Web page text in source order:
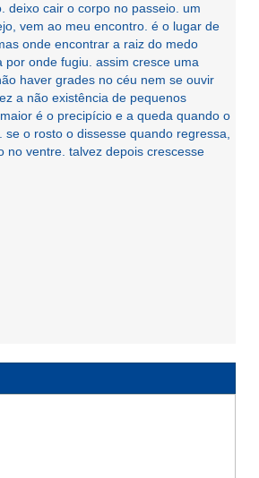
deixo cair o corpo no passeio. um
vem ao meu encontro. é o lugar de
onde encontrar a raiz do medo
por onde fugiu. assim cresce uma
haver grades no céu nem se ouvir
a não existência de pequenos
é o precipício e a queda quando o
o rosto o dissesse quando regressa,
no ventre. talvez depois crescesse